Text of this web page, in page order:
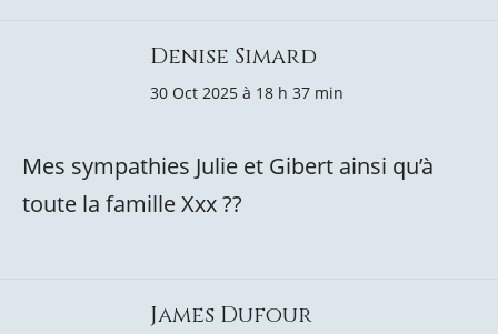
Denise Simard
30 Oct 2025 à 18 h 37 min
Mes sympathies Julie et Gibert ainsi qu’à
toute la famille Xxx ??
James Dufour